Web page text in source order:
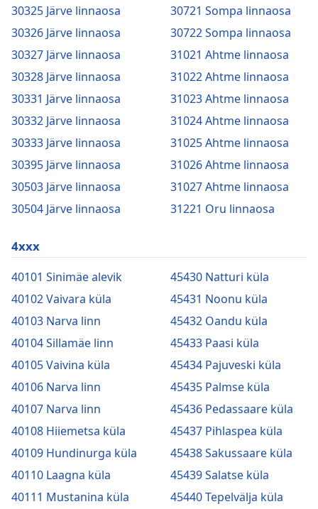
30325 Järve linnaosa
30326 Järve linnaosa
30327 Järve linnaosa
30328 Järve linnaosa
30331 Järve linnaosa
30332 Järve linnaosa
30333 Järve linnaosa
30395 Järve linnaosa
30503 Järve linnaosa
30504 Järve linnaosa
30721 Sompa linnaosa
30722 Sompa linnaosa
31021 Ahtme linnaosa
31022 Ahtme linnaosa
31023 Ahtme linnaosa
31024 Ahtme linnaosa
31025 Ahtme linnaosa
31026 Ahtme linnaosa
31027 Ahtme linnaosa
31221 Oru linnaosa
4xxx
40101 Sinimäe alevik
40102 Vaivara küla
40103 Narva linn
40104 Sillamäe linn
40105 Vaivina küla
40106 Narva linn
40107 Narva linn
40108 Hiiemetsa küla
40109 Hundinurga küla
40110 Laagna küla
40111 Mustanina küla
45430 Natturi küla
45431 Noonu küla
45432 Oandu küla
45433 Paasi küla
45434 Pajuveski küla
45435 Palmse küla
45436 Pedassaare küla
45437 Pihlaspea küla
45438 Sakussaare küla
45439 Salatse küla
45440 Tepelvälja küla